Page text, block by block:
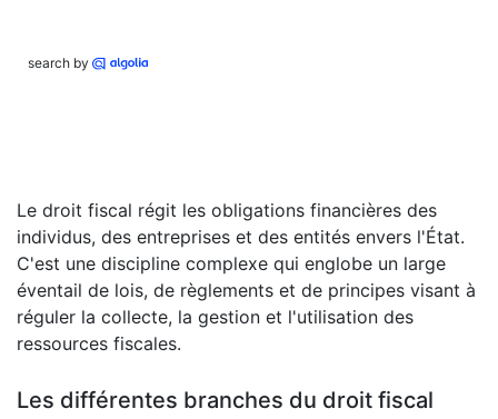
search by
Le droit fiscal régit les obligations financières des
individus, des entreprises et des entités envers l'État.
C'est une discipline complexe qui englobe un large
éventail de lois, de règlements et de principes visant à
réguler la collecte, la gestion et l'utilisation des
ressources fiscales.
Les différentes branches du droit fiscal